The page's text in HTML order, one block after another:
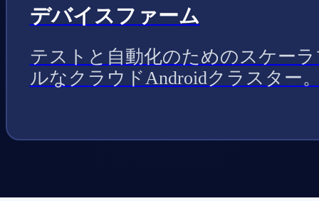
デバイスファーム
テストと自動化のためのスケー
ルなクラウドAndroidクラスター